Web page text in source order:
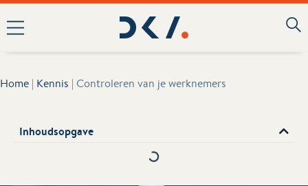
Home | Kennis | Controleren van je werknemers
Inhoudsopgave